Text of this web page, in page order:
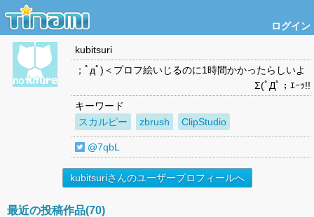
ログイン
kubitsuri
；ﾟдﾟ)＜プロフ絵いじるのに1時間かかったらしいよ
Σ(ﾟДﾟ；ｴｰｯ!!
キーワード
スカルピー
zbrush ClipStudio
@7qbL
kubitsuriさんのユーザープロフィールへ
最近の投稿作品(70)